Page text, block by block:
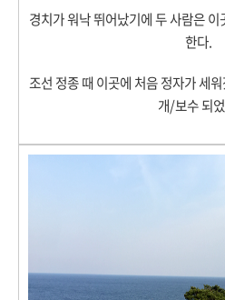
경치가 워낙 뛰어났기에 두 사람은
한다.
조선 정종 때 이곳에 처음 정자가 세
개/보수 되